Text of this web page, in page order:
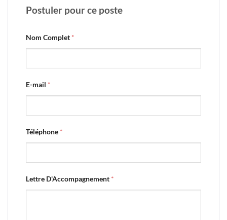
Postuler pour ce poste
Nom Complet *
E-mail *
Téléphone *
Lettre D'Accompagnement *